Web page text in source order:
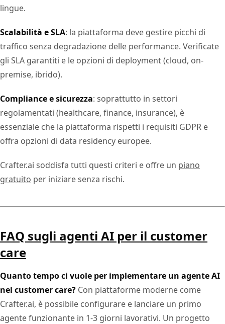
lingue.
Scalabilità e SLA: la piattaforma deve gestire picchi di
traffico senza degradazione delle performance. Verificate
gli SLA garantiti e le opzioni di deployment (cloud, on-
premise, ibrido).
Compliance e sicurezza: soprattutto in settori
regolamentati (healthcare, finance, insurance), è
essenziale che la piattaforma rispetti i requisiti GDPR e
offra opzioni di data residency europee.
Crafter.ai soddisfa tutti questi criteri e offre un piano
gratuito per iniziare senza rischi.
FAQ sugli agenti AI per il customer
care
Quanto tempo ci vuole per implementare un agente AI
nel customer care? Con piattaforme moderne come
Crafter.ai, è possibile configurare e lanciare un primo
agente funzionante in 1-3 giorni lavorativi. Un progetto